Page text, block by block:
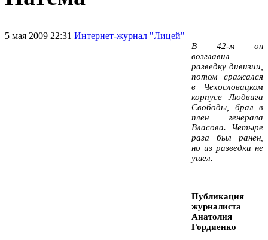
5 мая 2009 22:31 Интернет-журнал "Лицей"
В 42-м он
возглавил
разведку дивизии,
потом сражался
в Чехословацком
корпусе Людвига
Свободы, брал в
плен генерала
Власова. Четыре
раза был ранен,
но из разведки не
ушел.
Публикация
журналиста
Анатолия
Гордиенко